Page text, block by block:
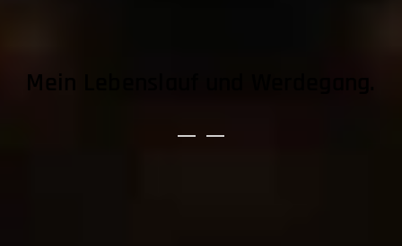
Mein Lebenslauf und Werdegang.